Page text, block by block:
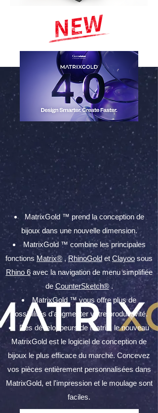
MatrixGold ™ prend la conception de
bijoux dans une nouvelle dimension.
MatrixGold ™ combine les principales
fonctions Matrix® ,RhinoGoldet Clayoo sous
Rhino 6avec la navigation de menu simplifiée
de CounterSketch®.
MatrixGold ™ vous offre plus de
possibilités d'augmenter votre productivité.
Des développeurs de Matrix, le nouveau
MatrixGold est le logiciel de conception de
bijoux le plus efficace du marché. Concevez
vos pièces entièrement personnalisées dans
MatrixGold, et l'impression et le moulage sont
faciles.